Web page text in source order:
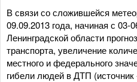
В связи со сложившейся
09.09.2013 года, начиная с 03-
Ленинградской области
транспорта, увеличение
местного и федерального
гибели людей в ДТП (источник